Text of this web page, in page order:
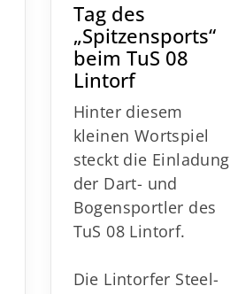
Tag des
„Spitzensports“
beim TuS 08
Lintorf
Hinter diesem
kleinen Wortspiel
steckt die Einladung
der Dart- und
Bogensportler des
TuS 08 Lintorf.
Die Lintorfer Steel-